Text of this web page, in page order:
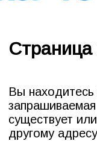
Страница
Вы
существует
другому